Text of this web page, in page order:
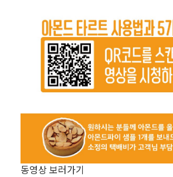
동영상 보러가기